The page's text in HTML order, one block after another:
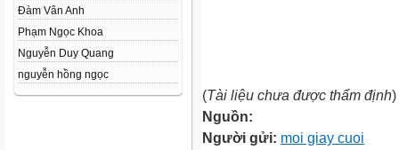
Đàm Vân Anh
Phạm Ngọc Khoa
Nguyễn Duy Quang
nguyễn hồng ngọc
(Tài liệu chưa được thẩm định)
Nguồn:
Người gửi: moi giay cuoi